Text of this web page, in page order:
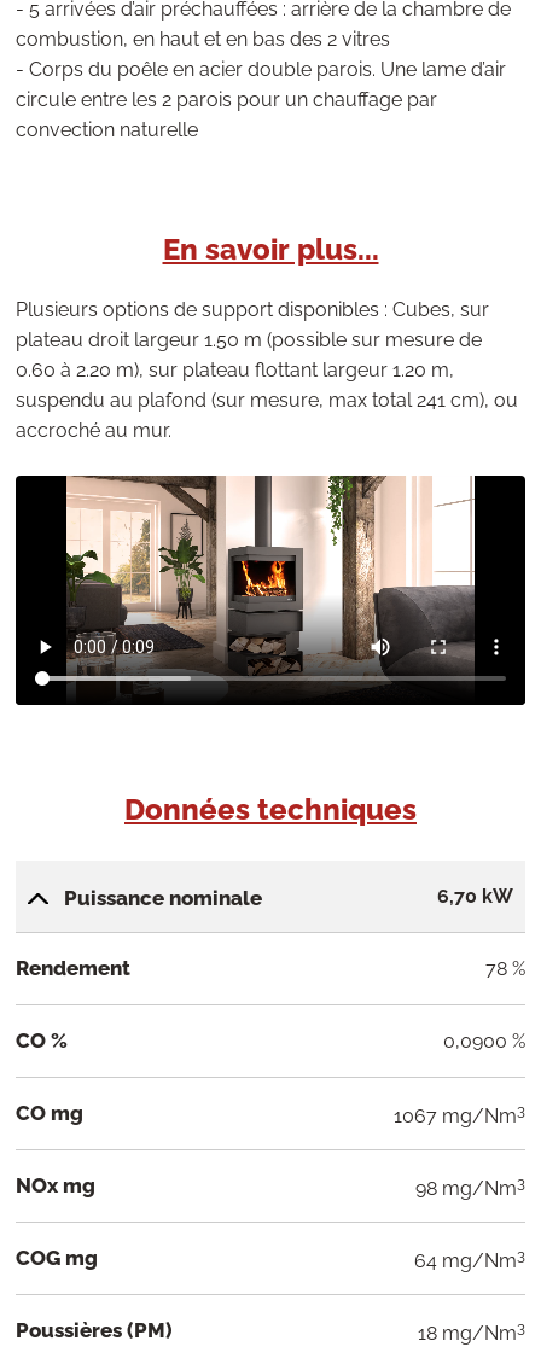
- 5 arrivées d’air préchauffées : arrière de la chambre de
combustion, en haut et en bas des 2 vitres
- Corps du poêle en acier double parois. Une lame d’air
circule entre les 2 parois pour un chauffage par
convection naturelle
En savoir plus...
Plusieurs options de support disponibles : Cubes, sur
plateau droit largeur 1.50 m (possible sur mesure de
0.60 à 2.20 m), sur plateau flottant largeur 1.20 m,
suspendu au plafond (sur mesure, max total 241 cm), ou
accroché au mur.
Données techniques
Puissance nominale 6,70 kW
Rendement 78 %
CO % 0,0900 %
CO mg 1067 mg/Nm3
NOx mg 98 mg/Nm3
COG mg 64 mg/Nm3
Poussières (PM) 18 mg/Nm3